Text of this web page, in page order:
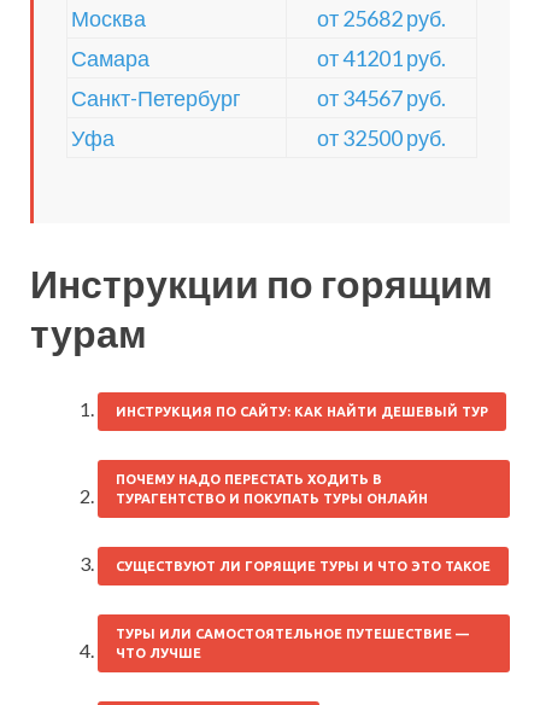
Москва
от 25682 руб.
Самара
от 41201 руб.
Санкт-Петербург
от 34567 руб.
Уфа
от 32500 руб.
Инструкции по горящим
турам
ИНСТРУКЦИЯ ПО САЙТУ: КАК НАЙТИ ДЕШЕВЫЙ ТУР
ПОЧЕМУ НАДО ПЕРЕСТАТЬ ХОДИТЬ В
ТУРАГЕНТСТВО И ПОКУПАТЬ ТУРЫ ОНЛАЙН
СУЩЕСТВУЮТ ЛИ ГОРЯЩИЕ ТУРЫ И ЧТО ЭТО ТАКОЕ
ТУРЫ ИЛИ САМОСТОЯТЕЛЬНОЕ ПУТЕШЕСТВИЕ —
ЧТО ЛУЧШЕ